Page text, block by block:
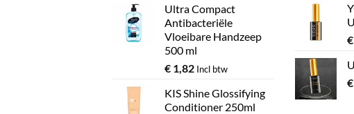
Ultra Compact
Antibacteriële
Vloeibare Handzeep
500 ml
€ 1,82 Incl btw
KIS Shine Glossifying
Conditioner 250ml
€
€